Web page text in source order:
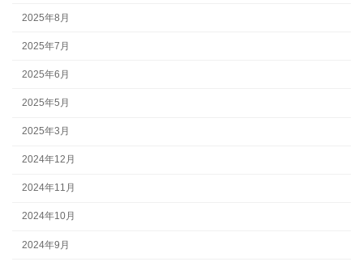
2025年8月
2025年7月
2025年6月
2025年5月
2025年3月
2024年12月
2024年11月
2024年10月
2024年9月